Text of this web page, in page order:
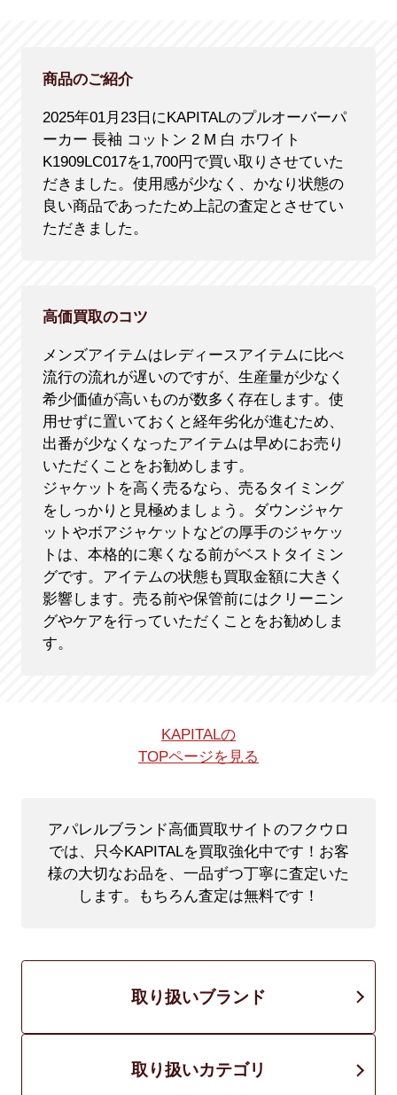
商品のご紹介
2025年01月23日にKAPITALのプルオーバーパ
ーカー 長袖 コットン 2 M 白 ホワイト
K1909LC017を1,700円で買い取りさせていた
だきました。使用感が少なく、かなり状態の
良い商品であったため上記の査定とさせてい
ただきました。
高価買取のコツ
メンズアイテムはレディースアイテムに比べ
流行の流れが遅いのですが、生産量が少なく
希少価値が高いものが数多く存在します。使
用せずに置いておくと経年劣化が進むため、
出番が少なくなったアイテムは早めにお売り
いただくことをお勧めします。
ジャケットを高く売るなら、売るタイミング
をしっかりと見極めましょう。ダウンジャケ
ットやボアジャケットなどの厚手のジャケッ
トは、本格的に寒くなる前がベストタイミン
グです。アイテムの状態も買取金額に大きく
影響します。売る前や保管前にはクリーニン
グやケアを行っていただくことをお勧めしま
す。
KAPITALの
TOPページを見る
アパレルブランド高価買取サイトのフクウロ
では、只今KAPITALを買取強化中です！ お客
様の大切なお品を、一品ずつ丁寧に査定いた
します。もちろん査定は無料です！
取り扱いブランド
取り扱いカテゴリ